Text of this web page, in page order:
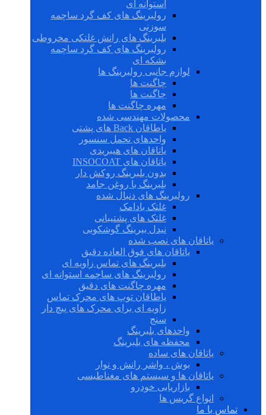
استوانه ای
رولبرینگ های کف گرد ساچمه
سوزنی
بلبرینگ های رانش غلتکی مخروطی
رولبرینگ های کف گرد ساچمه
بشکه ای
لوازم جانبی رولبرینگ ها
چاگنت ها
چاگنت ها
مهره چاگنت ها
محصولات مهندسی شده
یاطاقان Back های پشتی
واحدهای تحمل سنسور
یاتاقان های هیبریدی
یاتاقان های INSOCOAT
بدون بلبرینگ روکش دار
بلبرینگ با روغن جامد
رولبرینگ های دنبال شده
غلتک بادامک
غلتک های پشتیبانی
نیدل بیرینگ گوشکوبی
یاتاقان های نصب شده
یاتاقان های فوق العاده دقیق
بلبرینگ های تماس زاویه ای
رولبرینگ های ساچمه استوانه ای
مهره چاگنت های دقیق
یاطاقان توپ های محرک تماس
زاویه ای برای محرک های پیچ دار
سنج
واحدهای بلبرینگ
محفظه های بلبرینگ
یاتاقان های ساده
بوش ، واشر رانش و نوار
یاتاقان ها و سیستم های مغناطیسی
بازاریابی خودرو
انواع گریس ها
تماس با ما